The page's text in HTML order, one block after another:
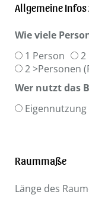
Allgemeine
Wie viele
1 Person
2
2 >Personen
Wer nutzt das
Eigennutzung
Raummaße
Länge des